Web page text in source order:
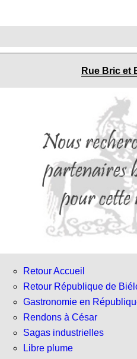
Rue Bric et
Retour Accueil
Retour République de
Gastronomie en
Rendons à César
Sagas industrielles
Libre plume